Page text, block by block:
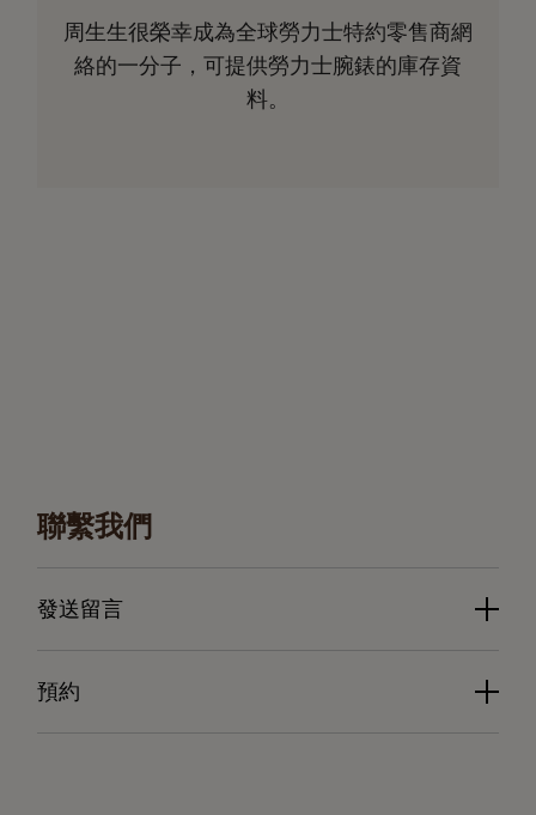
周生生很榮幸成為全球勞力士特約零售商網
絡的一分子，可提供勞力士腕錶的庫存資
料。
聯繫我們
發送留言
預約